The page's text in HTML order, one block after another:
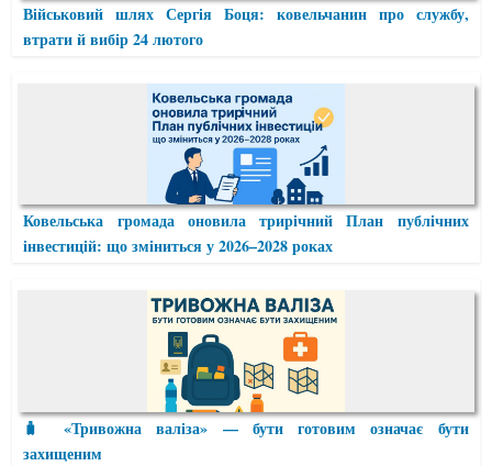
Військовий шлях Сергія Боця: ковельчанин про службу,
втрати й вибір 24 лютого
Ковельська громада оновила трирічний План публічних
інвестицій: що зміниться у 2026–2028 роках
🧳 «Тривожна валіза» — бути готовим означає бути
захищеним